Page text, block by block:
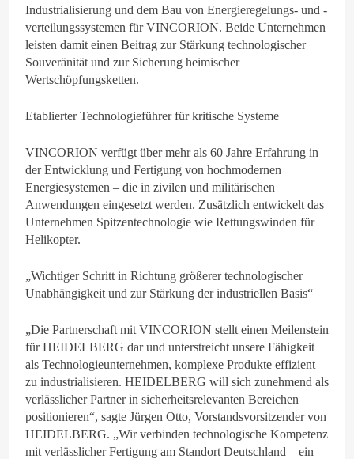
Industrialisierung und dem Bau von Energieregelungs- und -
verteilungssystemen für VINCORION. Beide Unternehmen
leisten damit einen Beitrag zur Stärkung technologischer
Souveränität und zur Sicherung heimischer
Wertschöpfungsketten.
Etablierter Technologieführer für kritische Systeme
VINCORION verfügt über mehr als 60 Jahre Erfahrung in
der Entwicklung und Fertigung von hochmodernen
Energiesystemen – die in zivilen und militärischen
Anwendungen eingesetzt werden. Zusätzlich entwickelt das
Unternehmen Spitzentechnologie wie Rettungswinden für
Helikopter.
„Wichtiger Schritt in Richtung größerer technologischer
Unabhängigkeit und zur Stärkung der industriellen Basis“
„Die Partnerschaft mit VINCORION stellt einen Meilenstein
für HEIDELBERG dar und unterstreicht unsere Fähigkeit
als Technologieunternehmen, komplexe Produkte effizient
zu industrialisieren. HEIDELBERG will sich zunehmend als
verlässlicher Partner in sicherheitsrelevanten Bereichen
positionieren“, sagte Jürgen Otto, Vorstandsvorsitzender von
HEIDELBERG. „Wir verbinden technologische Kompetenz
mit verlässlicher Fertigung am Standort Deutschland – ein